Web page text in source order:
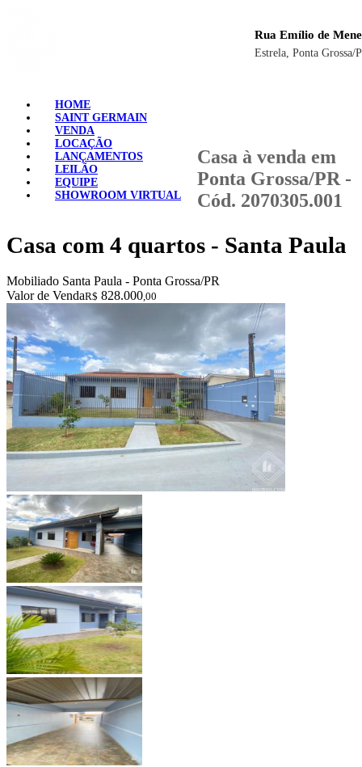
Rua Emílio de
Estrela, Ponta Grossa/
HOME
SAINT GERMAIN
VENDA
LOCAÇÃO
LANÇAMENTOS
LEILÃO
EQUIPE
SHOWROOM VIRTUAL
Casa à venda em
Ponta Grossa/PR -
Cód. 2070305.001
Casa com 4 quartos - Santa Paula
Mobiliado Santa Paula - Ponta Grossa/PR
Valor de VendaR$ 828.000,00